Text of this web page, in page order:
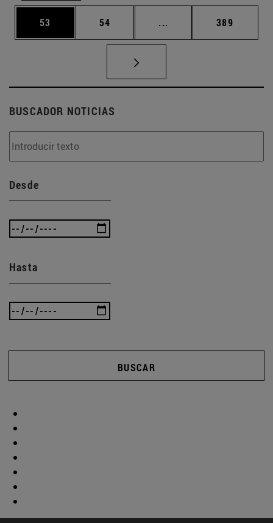
Página
53 Página
54 ... Páginas intermedias
Página
389
BUSCADOR NOTICIAS
Desde
Hasta
BUSCAR